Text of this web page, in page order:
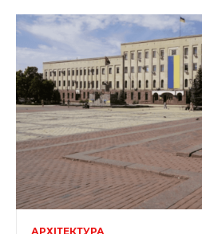
АРХІТЕКТУРА